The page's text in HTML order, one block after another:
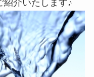
紹介いたします♪